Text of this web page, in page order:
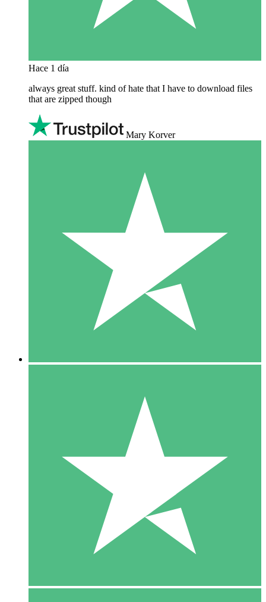
Hace 1 día
always great stuff. kind of hate that I have to download files
that are zipped though
Mary Korver